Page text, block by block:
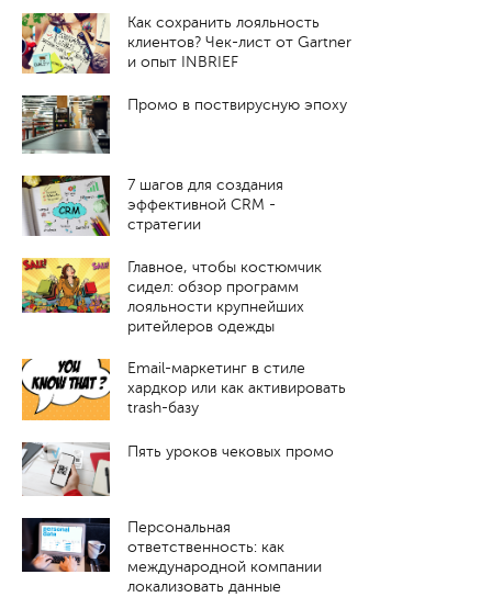
Как сохранить лояльность
клиентов? Чек-лист от Gartner
и опыт INBRIEF
Промо в поствирусную эпоху
7 шагов для создания
эффективной CRM -
стратегии
Главное, чтобы костюмчик
сидел: обзор программ
лояльности крупнейших
ритейлеров одежды
Email-маркетинг в стиле
хардкор или как активировать
trash-базу
Пять уроков чековых промо
Персональная
ответственность: как
международной компании
локализовать данные